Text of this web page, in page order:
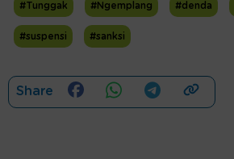
#Tunggak #Ngemplang #denda
#suspensi #sanksi
Share